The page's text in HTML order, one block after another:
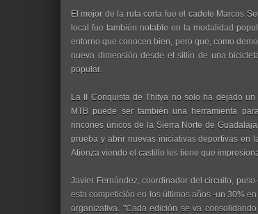
El mejor de la ruta corta fue el cadete Marcos
local fue también notable en la modalidad
entorno que conocen bien, pero que, como
nueva dimensión desde el sillín de una
popular.
La II Conquista de Thitya no solo ha dejado
MTB puede ser también una herramienta
rincones únicos de la Sierra Norte de
prueba y abrir nuevas iniciativas deportivas en
Atienza viendo el castillo les tiene que
Javier Fernández, coordinador del circuito,
esta competición en los últimos años -un 30%
organizativa. "Cada edición se va